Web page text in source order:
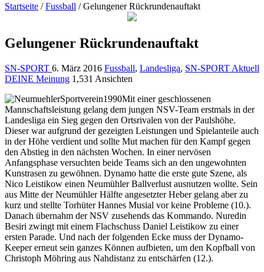
Startseite / Fussball / Gelungener Rückrundenauftakt
Gelungener Rückrundenauftakt
SN-SPORT 6. März 2016 Fussball, Landesliga, SN-SPORT Aktuell
DEINE Meinung 1,531 Ansichten
Mit einer geschlossenen
Mannschaftsleistung gelang dem jungen NSV-Team erstmals in der
Landesliga ein Sieg gegen den Ortsrivalen von der Paulshöhe.
Dieser war aufgrund der gezeigten Leistungen und Spielanteile auch
in der Höhe verdient und sollte Mut machen für den Kampf gegen
den Abstieg in den nächsten Wochen. In einer nervösen
Anfangsphase versuchten beide Teams sich an den ungewohnten
Kunstrasen zu gewöhnen. Dynamo hatte die erste gute Szene, als
Nico Leistikow einen Neumühler Ballverlust ausnutzen wollte. Sein
aus Mitte der Neumühler Hälfte angesetzter Heber gelang aber zu
kurz und stellte Torhüter Hannes Musial vor keine Probleme (10.).
Danach übernahm der NSV zusehends das Kommando. Nuredin
Besiri zwingt mit einem Flachschuss Daniel Leistikow zu einer
ersten Parade. Und nach der folgenden Ecke muss der Dynamo-
Keeper erneut sein ganzes Können aufbieten, um den Kopfball von
Christoph Möhring aus Nahdistanz zu entschärfen (12.).